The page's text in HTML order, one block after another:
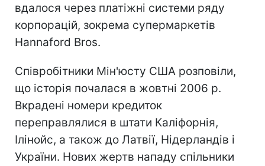
вдалося через платіжні системи ряду
корпорацій, зокрема супермаркетів
Hannaford Bros.
Співробітники Мін'юсту США розповіли,
що історія почалася в жовтні 2006 р.
Вкрадені номери кредиток
переправлялися в штати Каліфорнія,
Ілінойс, а також до Латвії, Нідерландів і
України. Нових жертв нападу спільники